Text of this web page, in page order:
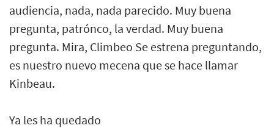
audiencia, nada, nada parecido. Muy buena
pregunta, patrónco, la verdad. Muy buena
pregunta. Mira, Climbeo Se estrena preguntando,
es nuestro nuevo mecena que se hace llamar
Kinbeau.
Ya les ha quedado